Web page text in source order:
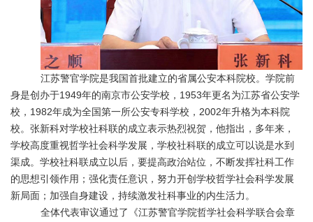
江苏警官学院是我国首批建立的省属公安本科院校。学院前
身是创办于1949年的南京市公安学校，1953年更名为江苏省公安学
校，1982年成为全国第一所公安专科学校，2002年升格为本科院
校。张新科对学校社科联的成立表示热烈祝贺，他指出，多年来，
学校高度重视哲学社会科学发展，学校社科联的成立可以说是水到
渠成。学校社科联成立以后，要提高政治站位，不断发挥社科工作
的思想引领作用；强化责任意识，努力开创学校哲学社会科学发展
新局面；加强自身建设，持续激发社科事业的内生活力。
全体代表审议通过了《江苏警官学院哲学社会科学联合会章